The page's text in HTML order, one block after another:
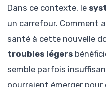
Dans ce contexte, le
un carrefour. Comment
santé à cette nouvelle
troubles légers
semble parfois
pourraient émerger pour